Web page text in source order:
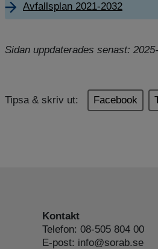
Avfallsplan 2021-2032
Sidan uppdaterades senast:
Tipsa & skriv ut: Facebook
Kontakt
Telefon: 08-505 804 00
E-post: info@sorab.se